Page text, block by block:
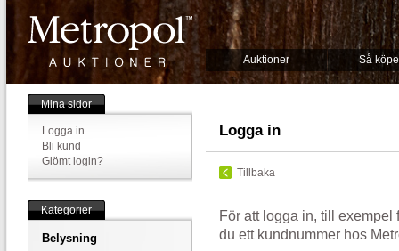
Auktioner Så
Mina sidor
Logga in
Bli kund
Glömt login?
Kategorier
Belysning
Logga in
Tillbaka
För att logga in, till exempel
du ett kundnummer hos